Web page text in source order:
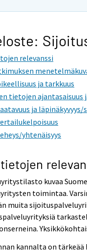
relevanssi
ja tarkkuus
tietojen ajantasaisuus
ja läpinäkyvyys/
yhtenäisyys
kuvaa
toimintaa.
muita
kannalta on tärkeää